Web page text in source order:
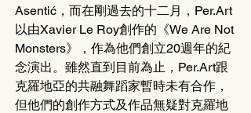
Asentić，而在剛過去的十二月，Per.Art
以由Xavier Le Roy創作的《We Are Not
Monsters》，作為他們創立20週年的紀
念演出。雖然直到目前為止，Per.Art跟
克羅地亞的共融舞蹈家暫時未有合作，
但他們的創作方式及作品無疑對克羅地